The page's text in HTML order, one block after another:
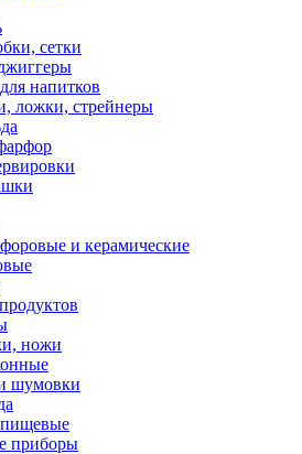
сетки
напитков
ложки, стрейнеры
и керамические
ножи
шумовки
приборы